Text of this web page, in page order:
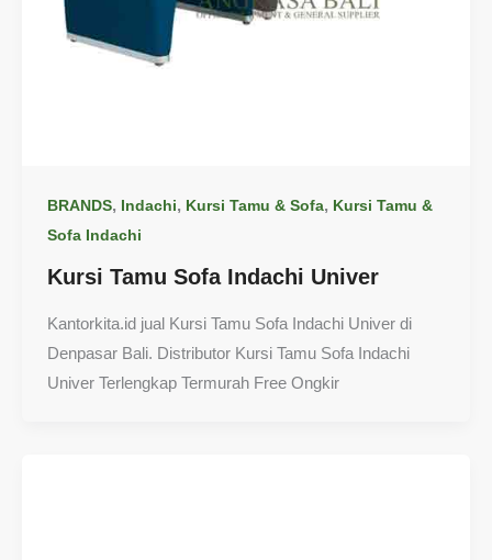
BRANDS, Indachi, Kursi Tamu & Sofa, Kursi Tamu &
Sofa Indachi
Kursi Tamu Sofa Indachi Univer
Kantorkita.id jual Kursi Tamu Sofa Indachi Univer di
Denpasar Bali. Distributor Kursi Tamu Sofa Indachi
Univer Terlengkap Termurah Free Ongkir